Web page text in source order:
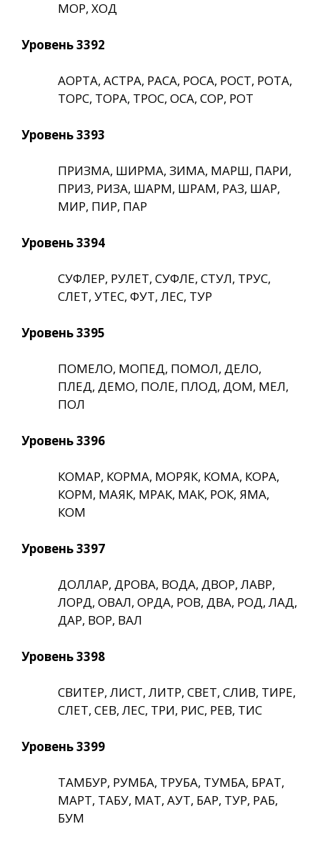
МОР, ХОД
Уровень 3392
АОРТА, АСТРА, РАСА, РОСА, РОСТ, РОТА,
ТОРС, ТОРА, ТРОС, ОСА, СОР, РОТ
Уровень 3393
ПРИЗМА, ШИРМА, ЗИМА, МАРШ, ПАРИ,
ПРИЗ, РИЗА, ШАРМ, ШРАМ, РАЗ, ШАР,
МИР, ПИР, ПАР
Уровень 3394
СУФЛЕР, РУЛЕТ, СУФЛЕ, СТУЛ, ТРУС,
СЛЕТ, УТЕС, ФУТ, ЛЕС, ТУР
Уровень 3395
ПОМЕЛО, МОПЕД, ПОМОЛ, ДЕЛО,
ПЛЕД, ДЕМО, ПОЛЕ, ПЛОД, ДОМ, МЕЛ,
ПОЛ
Уровень 3396
КОМАР, КОРМА, МОРЯК, КОМА, КОРА,
КОРМ, МАЯК, МРАК, МАК, РОК, ЯМА,
КОМ
Уровень 3397
ДОЛЛАР, ДРОВА, ВОДА, ДВОР, ЛАВР,
ЛОРД, ОВАЛ, ОРДА, РОВ, ДВА, РОД, ЛАД,
ДАР, ВОР, ВАЛ
Уровень 3398
СВИТЕР, ЛИСТ, ЛИТР, СВЕТ, СЛИВ, ТИРЕ,
СЛЕТ, СЕВ, ЛЕС, ТРИ, РИС, РЕВ, ТИС
Уровень 3399
ТАМБУР, РУМБА, ТРУБА, ТУМБА, БРАТ,
МАРТ, ТАБУ, МАТ, АУТ, БАР, ТУР, РАБ,
БУМ